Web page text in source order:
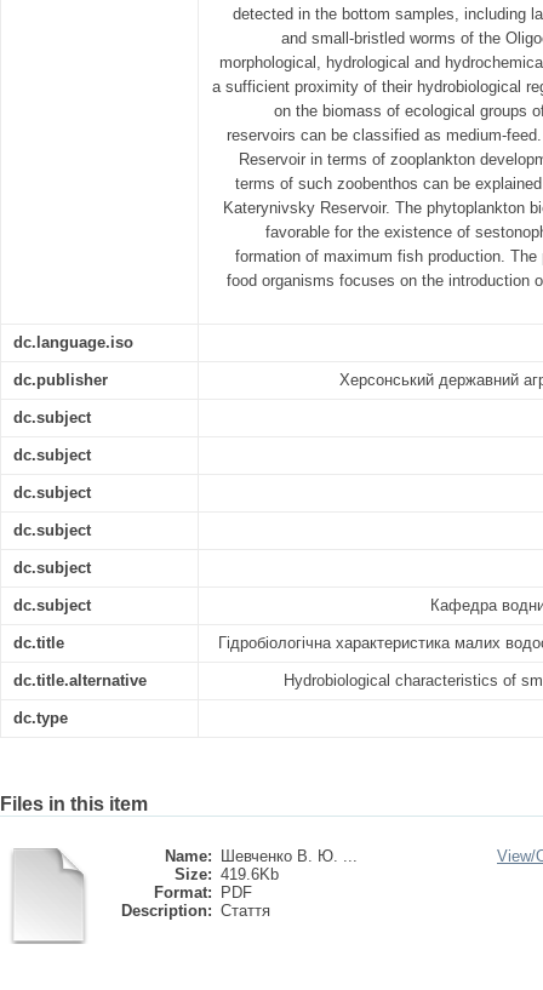
detected in the bottom samples, including
and small-bristled worms of the
morphological, hydrological and
a sufficient proximity of their hydrobiological
on the biomass of ecological groups
reservoirs can be classified as medium-
Reservoir in terms of zooplankton
terms of such zoobenthos can be
Katerynivsky Reservoir. The phytoplankton
favorable for the existence of
formation of maximum fish production.
food organisms focuses on the introduction
dc.language.iso
dc.publisher Херсонський державний
dc.subject
dc.subject
dc.subject
dc.subject
dc.subject
dc.subject Кафедра
dc.title Гідробіологічна характеристика малих
dc.title.alternative Hydrobiological characteristics of
dc.type
Files in this item
Name:
Шевченко В. Ю. ...
Size: 419.6Kb
Format:
PDF
Description: Стаття
View/